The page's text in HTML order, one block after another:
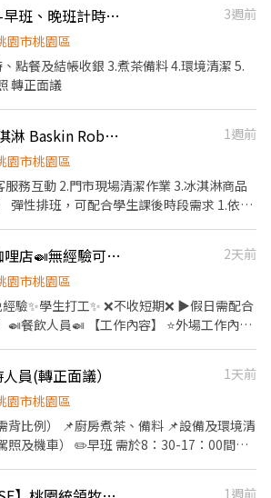
之準備工作與其他餐廳相關事務。 ．負責
。 ．負責清理工作環境、設備和餐具。 ．
材。 ．協助測量食材的容量與重量。 ．負
👍 春宅桃園中正店-早班、晚班計時人員
3週前
園市桃園區
點餐及結帳收銀 3.煮茶備料 4.環境清潔 5.
轉正面議
【桃園站前】31冰淇淋 Baskin Robbins-早班門市工讀生
1週前
園市桃園區
服務互動 2.門市現場清潔作業 3.冰淇淋商品
彈性排班，可配合學生課後時段需求 1.依各
陪產假、家庭照顧假、生理假等 【各項補
【員工福利】 年度員工健檢(不含新進人
淇淋兌換券、購物享員工折扣
高時薪210🍛桃園咖哩店🍛無經驗可✨學生兼職✨BY
2天前
園市桃園區
驗✨學生打工✨ ❌不收短期❌ ▶️假日需配合
餐飲人員🍛 【工作內容】 ⭐外場工作內
14:00、12:00-16:00、16:00-20:00、
】高時薪220 【休假制度】排班制(假日需
提供三個月內供膳體檢 【工作地點】桃園
⭐快速報名⭐ ❤ 加好友：@216rezqg ➜ 優
員(轉正面議）
1天前
園市桃園區
背比例） 📌廚房煮茶、備料 📌設備及環境清
於8：30-17：00間彈
1週前